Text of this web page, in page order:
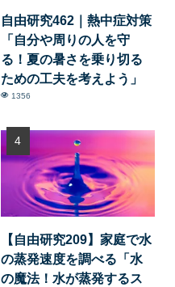
自由研究462｜熱中症対策
「自分や周りの人を守
る！夏の暑さを乗り切る
ための工夫を考えよう」
1356
【自由研究209】家庭で水
の蒸発速度を調べる「水
の魔法！水が蒸発するス